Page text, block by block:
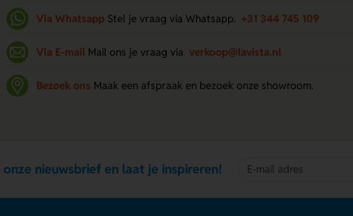
Via Whatsapp Stel je vraag via Whatsapp. +31 344 745 109
Via E-mail Mail ons je vraag via verkoop@lavista.nl
Bezoek ons Maak een afspraak en bezoek onze showroom.
nieuwsbrief en laat je inspireren!